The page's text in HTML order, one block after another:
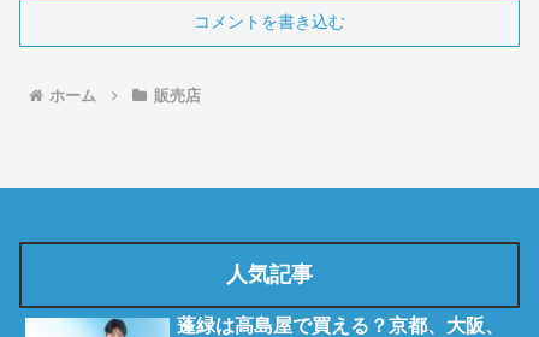
コメントを書き込む
ホーム 販売店
人気記事
蓬緑は高島屋で買える？京都、大阪、